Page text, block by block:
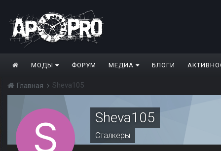
МОДЫ ФОРУМ МЕДИА БЛОГИ
Главная Sheva105
Sheva105
Сталкеры